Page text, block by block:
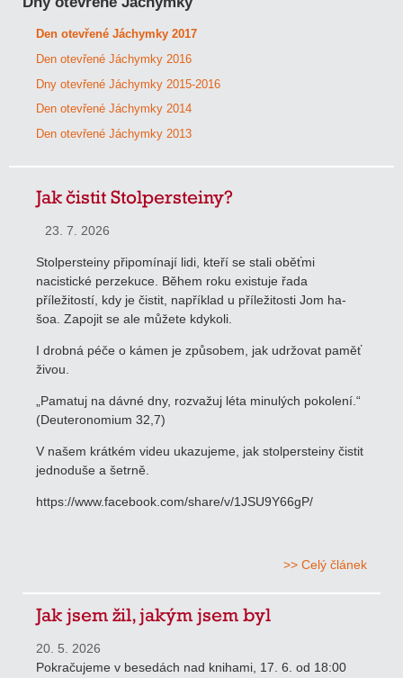
Den otevřené Jáchymky 2017
Den otevřené Jáchymky 2016
Dny otevřené Jáchymky 2015-2016
Den otevřené Jáchymky 2014
Den otevřené Jáchymky 2013
Jak čistit Stolpersteiny?
23. 7. 2026
Stolpersteiny připomínají lidi, kteří se stali oběťmi
nacistické perzekuce. Během roku existuje řada
příležitostí, kdy je čistit, například u příležitosti Jom ha-
šoa. Zapojit se ale můžete kdykoli.
I drobná péče o kámen je způsobem, jak udržovat paměť
živou.
„Pamatuj na dávné dny, rozvažuj léta minulých pokolení.“
(Deuteronomium 32,7)
V našem krátkém videu ukazujeme, jak stolpersteiny čistit
jednoduše a šetrně.
https://www.facebook.com/share/v/1JSU9Y66gP/
>> Celý článek
Jak jsem žil, jakým jsem byl
20. 5. 2026
Pokračujeme v besedách nad knihami, 17. 6. od 18:00